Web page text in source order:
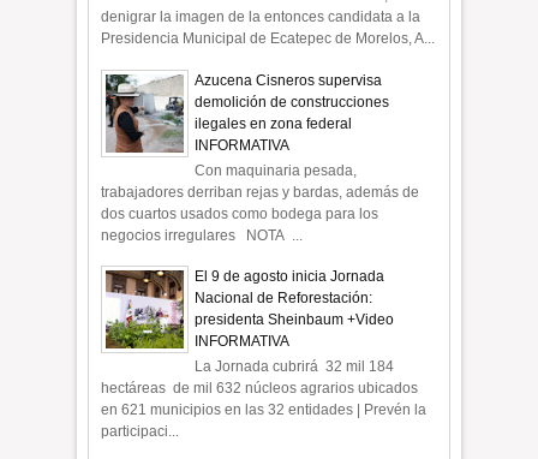
denigrar la imagen de la entonces candidata a la
Presidencia Municipal de Ecatepec de Morelos, A...
Azucena Cisneros supervisa
demolición de construcciones
ilegales en zona federal
INFORMATIVA
Con maquinaria pesada,
trabajadores derriban rejas y bardas, además de
dos cuartos usados como bodega para los
negocios irregulares NOTA ...
El 9 de agosto inicia Jornada
Nacional de Reforestación:
presidenta Sheinbaum +Video
INFORMATIVA
La Jornada cubrirá 32 mil 184
hectáreas de mil 632 núcleos agrarios ubicados
en 621 municipios en las 32 entidades | Prevén la
participaci...